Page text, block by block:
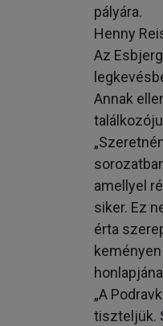
pályára.
Henny
Az
Annak
amellyel
siker. Ez
érta
„A
tiszteljük.